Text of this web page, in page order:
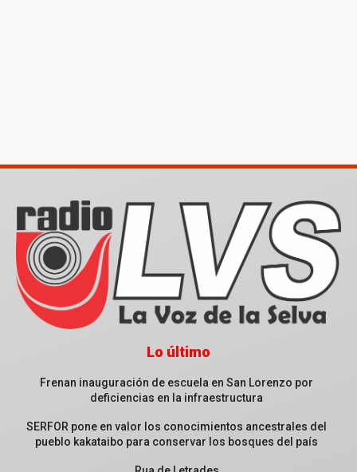
Lo último
Frenan inauguración de escuela en San Lorenzo por
deficiencias en la infraestructura
SERFOR pone en valor los conocimientos ancestrales del
pueblo kakataibo para conservar los bosques del país